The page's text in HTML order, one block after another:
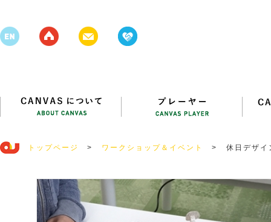
トップページ > ワークショップ＆イベント > 休日デザイ